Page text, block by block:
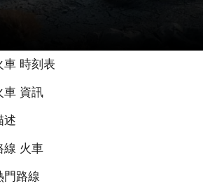
車 時刻表
車 資訊
述
線 火車
門路線